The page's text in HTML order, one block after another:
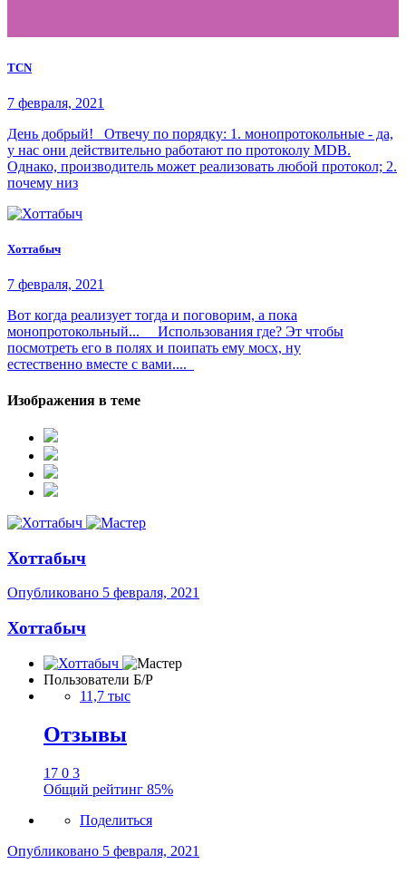
TCN
7 февраля, 2021
День добрый! Отвечу по порядку: 1. монопротокольные - да,
у нас они действительно работают по протоколу MDB.
Однако, производитель может реализовать любой протокол; 2.
почему низ
Хоттабыч
7 февраля, 2021
Вот когда реализует тогда и поговорим, а пока
монопротокольный... Использования где? Эт чтобы
посмотреть его в полях и поипать ему мосх, ну
естественно вместе с вами....
Изображения в теме
Хоттабыч
Опубликовано 5 февраля, 2021
Хоттабыч
Пользователи Б/Р
11,7 тыс
Отзывы
17 0 3
Общий рейтинг 85%
Поделиться
Опубликовано 5 февраля, 2021